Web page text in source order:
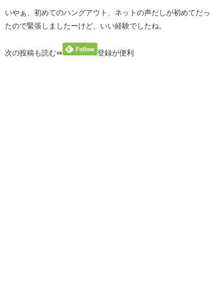
いやぁ、初めてのハングアウト、ネットの声だしが初めてだっ
たので緊張しましたーけど、いい経験でしたね。
次の投稿も読む⇛ 登録が便利